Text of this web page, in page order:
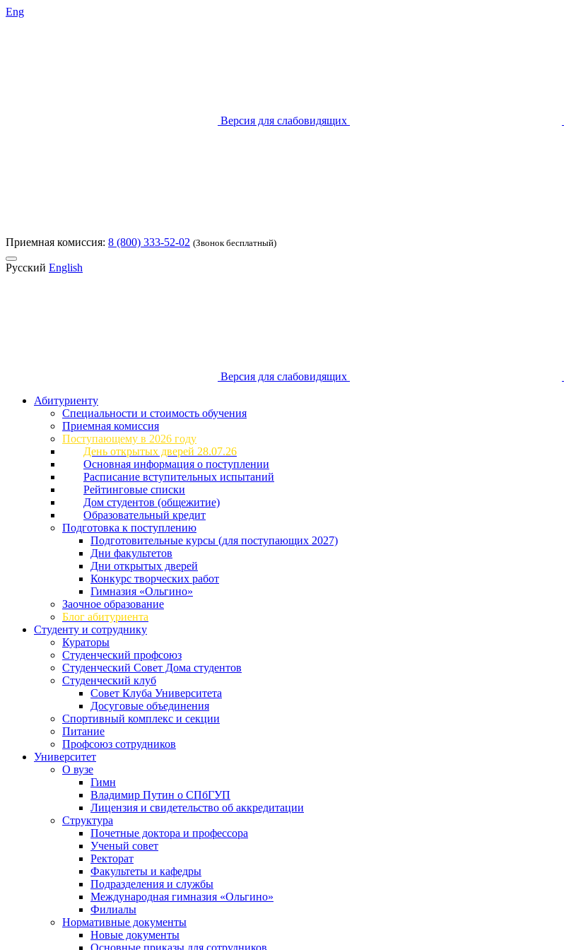
Eng
Версия для слабовидящих
Приемная комиссия: 8 (800) 333-52-02 (Звонок бесплатный)
Русский English
Версия для слабовидящих
Абитуриенту
Специальности и стоимость обучения
Приемная комиссия
Поступающему в 2026 году
День открытых дверей 28.07.26
Основная информация о поступлении
Расписание вступительных испытаний
Рейтинговые списки
Дом студентов (общежитие)
Образовательный кредит
Подготовка к поступлению
Подготовительные курсы (для поступающих 2027)
Дни факультетов
Дни открытых дверей
Конкурс творческих работ
Гимназия «Ольгино»
Заочное образование
Блог абитуриента
Студенту и сотруднику
Кураторы
Студенческий профсоюз
Студенческий Совет Дома студентов
Студенческий клуб
Совет Клуба Университета
Досуговые объединения
Спортивный комплекс и секции
Питание
Профсоюз сотрудников
Университет
О вузе
Гимн
Владимир Путин о СПбГУП
Лицензия и свидетельство об аккредитации
Структура
Почетные доктора и профессора
Ученый совет
Ректорат
Факультеты и кафедры
Подразделения и службы
Международная гимназия «Ольгино»
Филиалы
Нормативные документы
Новые документы
Основные приказы для сотрудников